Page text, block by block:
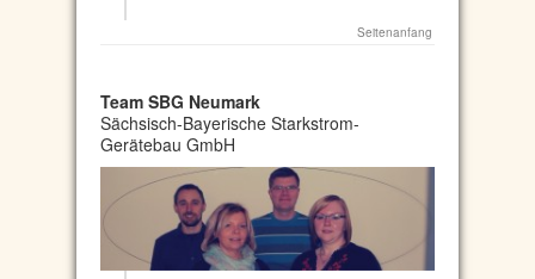
Seitenanfang
Team SBG Neumark
Sächsisch-Bayerische Starkstrom-
Gerätebau GmbH